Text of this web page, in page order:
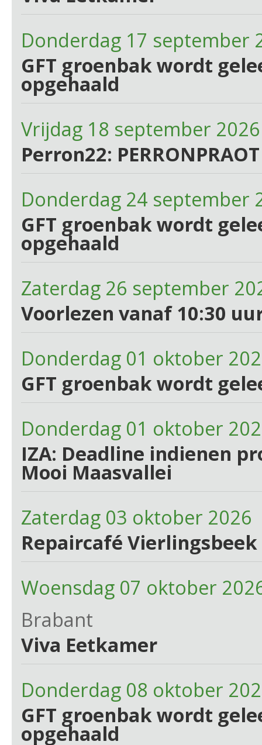
Donderdag 17 september
GFT groenbak wordt
opgehaald
Vrijdag 18 september
Perron22: PERRONPRAOT
Donderdag 24 september
GFT groenbak wordt
opgehaald
Zaterdag 26 september
Voorlezen vanaf 10:30
Donderdag 01 oktober
GFT groenbak wordt
Donderdag 01 oktober
IZA: Deadline indienen
Mooi Maasvallei
Zaterdag 03 oktober
Repaircafé
Woensdag 07 oktober
Brabant
Viva Eetkamer
Donderdag 08 oktober
GFT groenbak wordt
opgehaald